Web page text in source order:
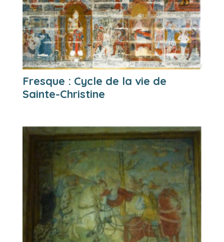
Fresque : Cycle de la vie de
Sainte-Christine